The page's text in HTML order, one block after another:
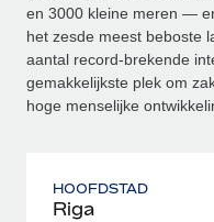
en 3000 kleine meren —
het zesde meest beboste
aantal record-brekende
gemakkelijkste plek om
hoge menselijke
HOOFDSTAD
Riga